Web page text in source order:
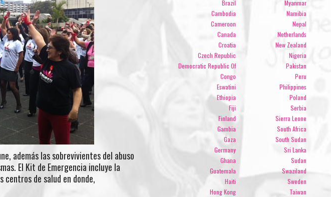
además las sobrevivientes del abuso
El Kit de Emergencia incluye la
de salud en donde,
Brazil
Cambodia
Cameroon
Canada
Croatia
Czech Republic
Democratic Republic Of
Congo
Eswatini
Ethiopia
Fiji
Finland
Gambia
Gaza
Germany
Ghana
Guatemala
Haiti
Hong Kong
Myanmar
Namibia
Nepal
Netherlands
New Zealand
Nigeria
Pakistan
Peru
Philippines
Poland
Serbia
Sierra Leone
South Africa
South Sudan
Sri Lanka
Sudan
Swaziland
Sweden
Taiwan